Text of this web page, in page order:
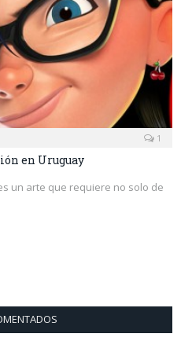
1
en Uruguay
un arte que requiere no solo de